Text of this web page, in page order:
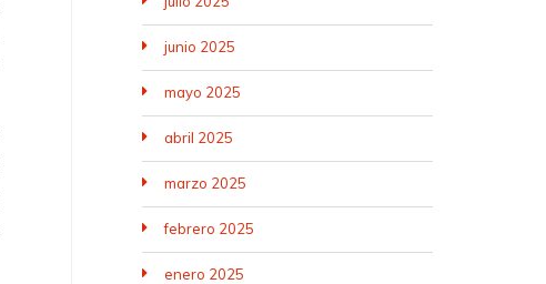
junio 2025
mayo 2025
abril 2025
marzo 2025
febrero 2025
enero 2025